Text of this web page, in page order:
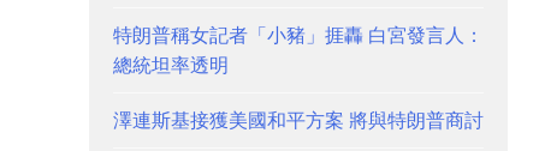
特朗普稱女記者「小豬」捱轟 白宮發言人：
總統坦率透明
澤連斯基接獲美國和平方案 將與特朗普商討